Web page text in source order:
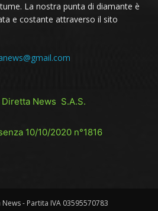
La nostra punta di diamante è
e costante attraverso il sito
Diretta News S.A.S.
10/10/2020 n°1816
- Partita IVA 03595570783